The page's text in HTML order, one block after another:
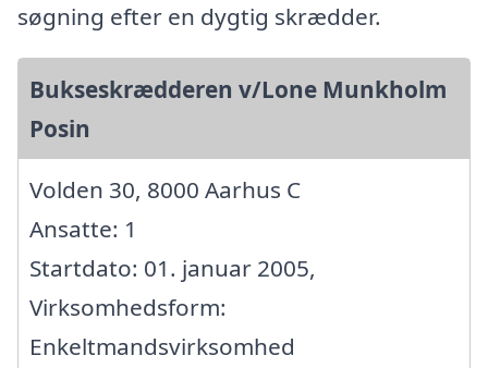
søgning efter en dygtig skrædder.
Bukseskrædderen v/Lone Munkholm
Posin
Volden 30, 8000 Aarhus C
Ansatte: 1
Startdato: 01. januar 2005,
Virksomhedsform:
Enkeltmandsvirksomhed